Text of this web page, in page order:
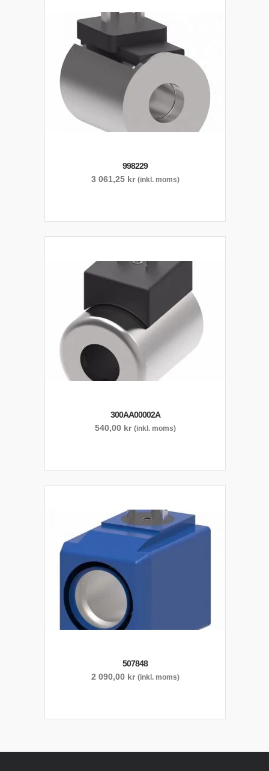
998229
3 061,25 kr (inkl. moms)
300AA00002A
540,00 kr (inkl. moms)
507848
2 090,00 kr (inkl. moms)